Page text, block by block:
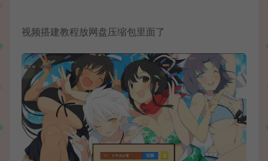
视频搭建教程放网盘压缩包里面了